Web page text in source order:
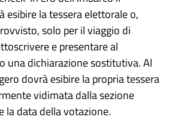
esibire la tessera elettorale o,
solo per il viaggio di
e presentare al
una dichiarazione sostitutiva. Al
dovrà esibire la propria tessera
vidimata dalla sezione
la data della votazione.